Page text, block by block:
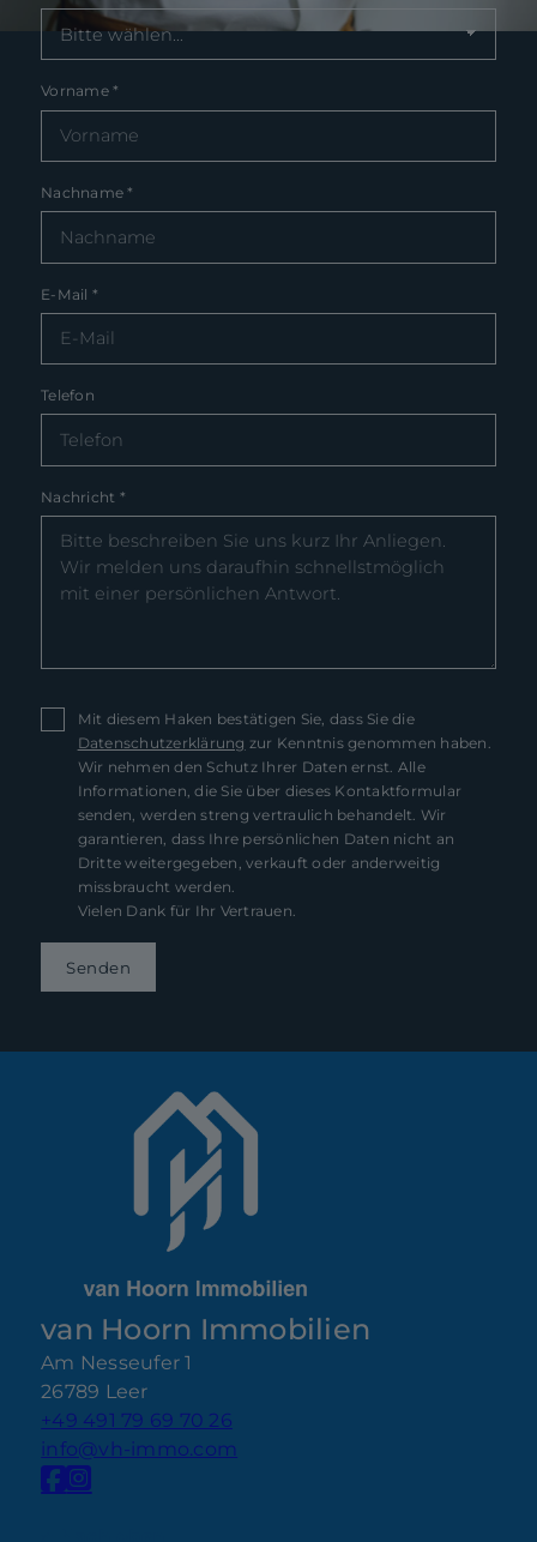
Vorname*
Nachname*
E-Mail *
Telefon
Nachricht *
Mit diesem Haken bestätigen Sie, dass Sie die
Datenschutzerklärung zur Kenntnis genommen haben.
Wir nehmen den Schutz Ihrer Daten ernst. Alle
Informationen, die Sie über dieses Kontaktformular
senden, werden streng vertraulich behandelt. Wir
garantieren, dass Ihre persönlichen Daten nicht an
Dritte weitergegeben, verkauft oder anderweitig
missbraucht werden.
Vielen Dank für Ihr Vertrauen.
Senden
van Hoorn Immobilien
Am Nesseufer 1
26789 Leer
+49 491 79 69 70 26
info@vh-immo.com